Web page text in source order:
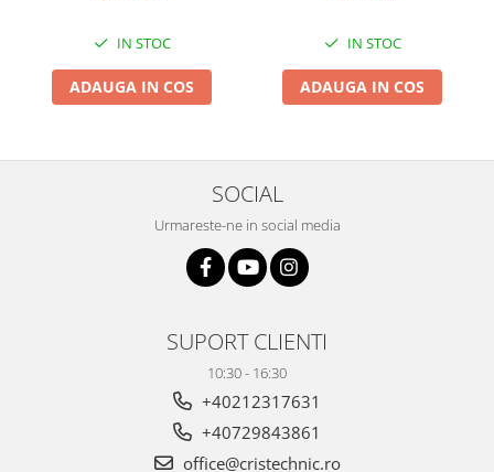
IN STOC
ADAUGA IN COS
IN STOC
ADAUGA IN COS
SOCIAL
Urmareste-ne in social media
SUPORT CLIENTI
10:30 - 16:30
+40212317631
+40729843861
office@cristechnic.ro